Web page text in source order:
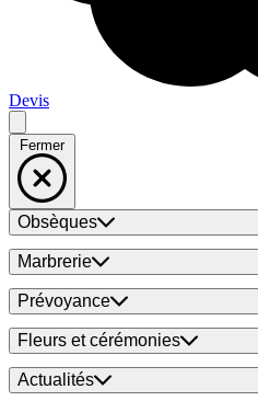
Devis
Fermer
Obsèques
Marbrerie
Prévoyance
Fleurs et cérémonies
Actualités